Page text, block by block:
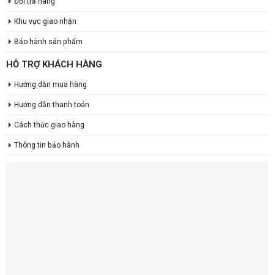
Khu vực giao nhận
Bảo hành sản phẩm
HỖ TRỢ KHÁCH HÀNG
Hướng dẫn mua hàng
Hướng dẫn thanh toán
Cách thức giao hàng
Thông tin bảo hành